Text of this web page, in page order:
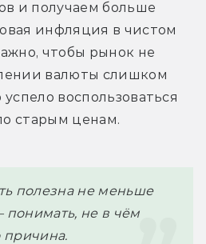
и получаем больше
инфляция в чистом
чтобы рынок не
валюты слишком
воспользоваться
старым ценам.
полезна не меньше
понимать, не в чём
причина.